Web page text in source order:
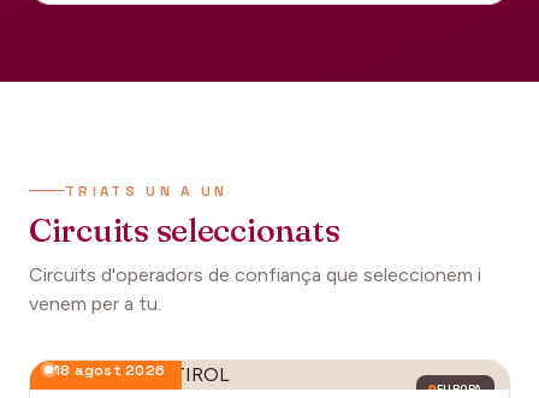
TRIATS UN A UN
Circuits seleccionats
Circuits d'operadors de confiança que seleccionem i
venem per a tu.
EUROPA
18 agost 2026